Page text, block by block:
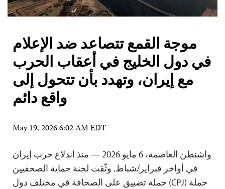
موجة القمع تتصاعد ضد الإعلام
في دول الخليج في أعقاب الحرب
مع إيران، وتهدد بأن تتحول إلى
واقع دائم
May 19, 2026 6:02 AM EDT
واشنطن العاصمة، 6 مايو 2026 — منذ اندلاع حرب إيران
في أواخر فبراير/شباط, وثّقت لجنة حماية الصحفيين
حملة (CPJ) حملة تضييق على الصحافة في مختلف دول